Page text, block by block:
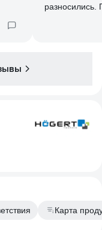
разносились.
Карта